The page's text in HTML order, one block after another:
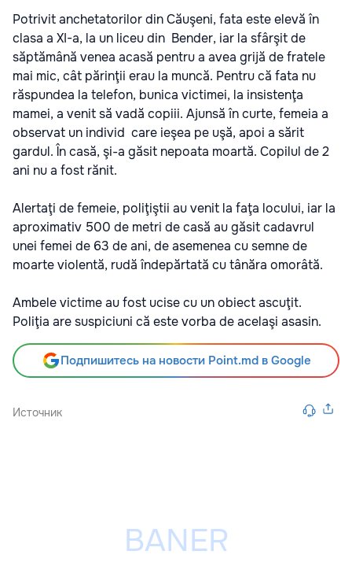
Potrivit anchetatorilor din Căuşeni, fata este elevă în
clasa a XI-a, la un liceu din Bender, iar la sfârşit de
săptămână venea acasă pentru a avea grijă de fratele
mai mic, cât părinţii erau la muncă. Pentru că fata nu
răspundea la telefon, bunica victimei, la insistenţa
mamei, a venit să vadă copiii. Ajunsă în curte, femeia a
observat un individ care ieşea pe uşă, apoi a sărit
gardul. În casă, şi-a găsit nepoata moartă. Copilul de 2
ani nu a fost rănit.
Alertaţi de femeie, poliţiştii au venit la faţa locului, iar la
aproximativ 500 de metri de casă au găsit cadavrul
unei femei de 63 de ani, de asemenea cu semne de
moarte violentă, rudă îndepărtată cu tânăra omorâtă.
Ambele victime au fost ucise cu un obiect ascuţit.
Poliţia are suspiciuni că este vorba de acelaşi asasin.
Подпишитесь на новости Point.md в Google
Источник